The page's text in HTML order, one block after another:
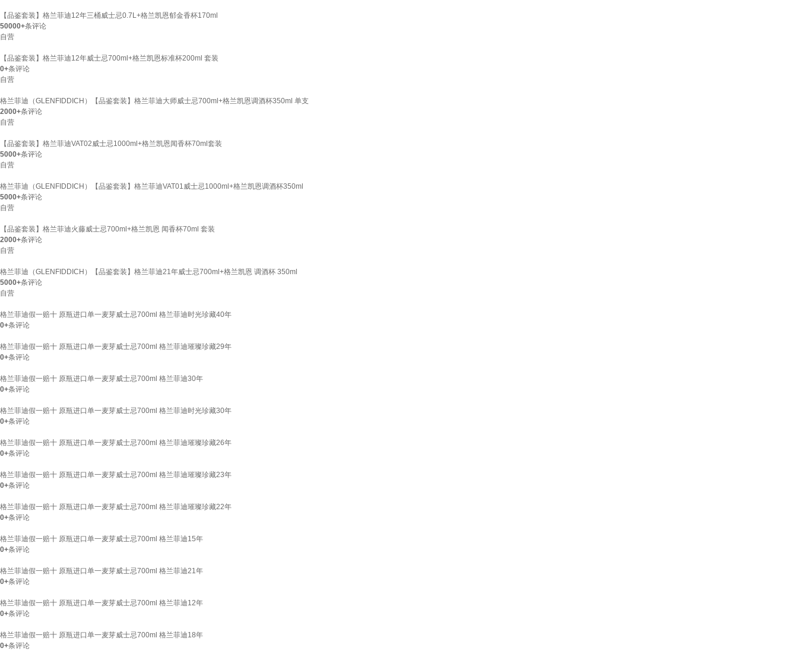
【品鉴套装】格兰菲迪12年三桶威士忌0.7L+格兰凯恩郁金香杯170ml
50000+条评论
自营
【品鉴套装】格兰菲迪12年威士忌700ml+格兰凯恩标准杯200ml 套装
0+条评论
自营
格兰菲迪（GLENFIDDICH）【品鉴套装】格兰菲迪大师威士忌700ml+格兰凯恩调酒杯350ml 单支
2000+条评论
自营
【品鉴套装】格兰菲迪VAT02威士忌1000ml+格兰凯恩闻香杯70ml套装
5000+条评论
自营
格兰菲迪（GLENFIDDICH）【品鉴套装】格兰菲迪VAT01威士忌1000ml+格兰凯恩调酒杯350ml
5000+条评论
自营
【品鉴套装】格兰菲迪火藤威士忌700ml+格兰凯恩 闻香杯70ml 套装
2000+条评论
自营
格兰菲迪（GLENFIDDICH）【品鉴套装】格兰菲迪21年威士忌700ml+格兰凯恩 调酒杯 350ml
5000+条评论
自营
格兰菲迪假一赔十 原瓶进口单一麦芽威士忌700ml 格兰菲迪时光珍藏40年
0+条评论
格兰菲迪假一赔十 原瓶进口单一麦芽威士忌700ml 格兰菲迪璀璨珍藏29年
0+条评论
格兰菲迪假一赔十 原瓶进口单一麦芽威士忌700ml 格兰菲迪30年
0+条评论
格兰菲迪假一赔十 原瓶进口单一麦芽威士忌700ml 格兰菲迪时光珍藏30年
0+条评论
格兰菲迪假一赔十 原瓶进口单一麦芽威士忌700ml 格兰菲迪璀璨珍藏26年
0+条评论
格兰菲迪假一赔十 原瓶进口单一麦芽威士忌700ml 格兰菲迪璀璨珍藏23年
0+条评论
格兰菲迪假一赔十 原瓶进口单一麦芽威士忌700ml 格兰菲迪璀璨珍藏22年
0+条评论
格兰菲迪假一赔十 原瓶进口单一麦芽威士忌700ml 格兰菲迪15年
0+条评论
格兰菲迪假一赔十 原瓶进口单一麦芽威士忌700ml 格兰菲迪21年
0+条评论
格兰菲迪假一赔十 原瓶进口单一麦芽威士忌700ml 格兰菲迪12年
0+条评论
格兰菲迪假一赔十 原瓶进口单一麦芽威士忌700ml 格兰菲迪18年
0+条评论